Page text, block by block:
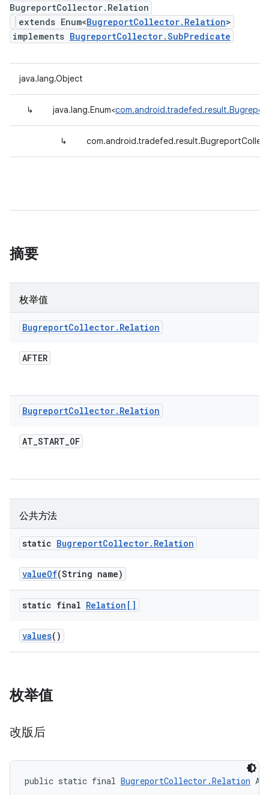
BugreportCollector.Relation
extends Enum<BugreportCollector.Relation>
implements BugreportCollector.SubPredicate
java.lang.Object
↳ java.lang.Enum<
↳
摘要
枚举值
BugreportCollector. Relation
AFTER
BugreportCollector. Relation
AT_START_OF
公共方法
static BugreportCollector. Relation
valueOf(String name)
static final Relation[]
values()
枚举值
改版后
public static final BugreportCollector.Relation